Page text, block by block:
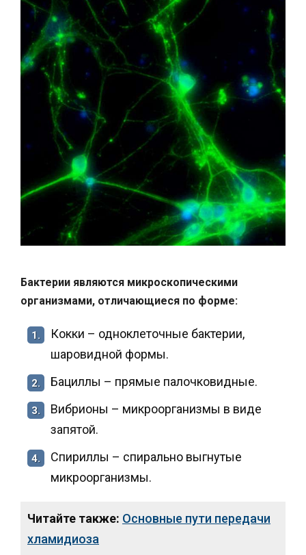
Бактерии являются микроскопическими
организмами, отличающиеся по форме:
1.
Кокки – одноклеточные бактерии,
шаровидной формы.
2. Бациллы – прямые палочковидные.
3.
Вибрионы – микроорганизмы в виде
запятой.
4.
Спириллы – спирально выгнутые
микроорганизмы.
Читайте также: Основные пути передачи
хламидиоза